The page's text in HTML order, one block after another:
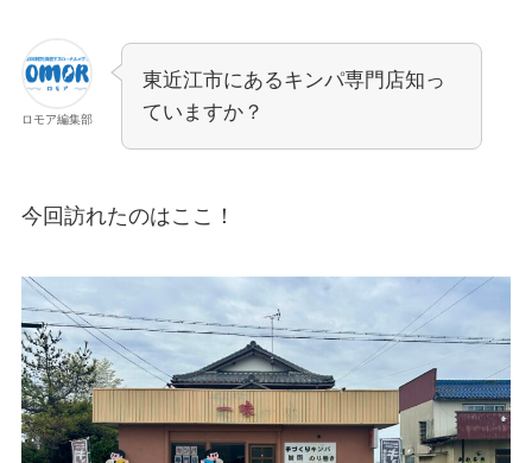
ロモア編集部
東近江市にあるキンパ専門店知っ
ていますか？
今回訪れたのはここ！